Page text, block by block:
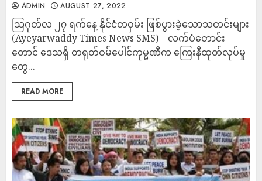
ADMIN AUGUST 27, 2022
သြဂုတ်လ ၂၇ ရက်နေ့ နိုင်ငံတဝှမ်း ဖြစ်ပွားခဲ့သောသတင်းများ
(Ayeyarwaddy Times News SMS) – လက်ပံတောင်း
တောင် ဒေသရှိ တရုတ်ဝမ်ပေါင်ကုမ္မဏီက ကြေးနီထုတ်လုပ်မှု
တွေ...
READ MORE